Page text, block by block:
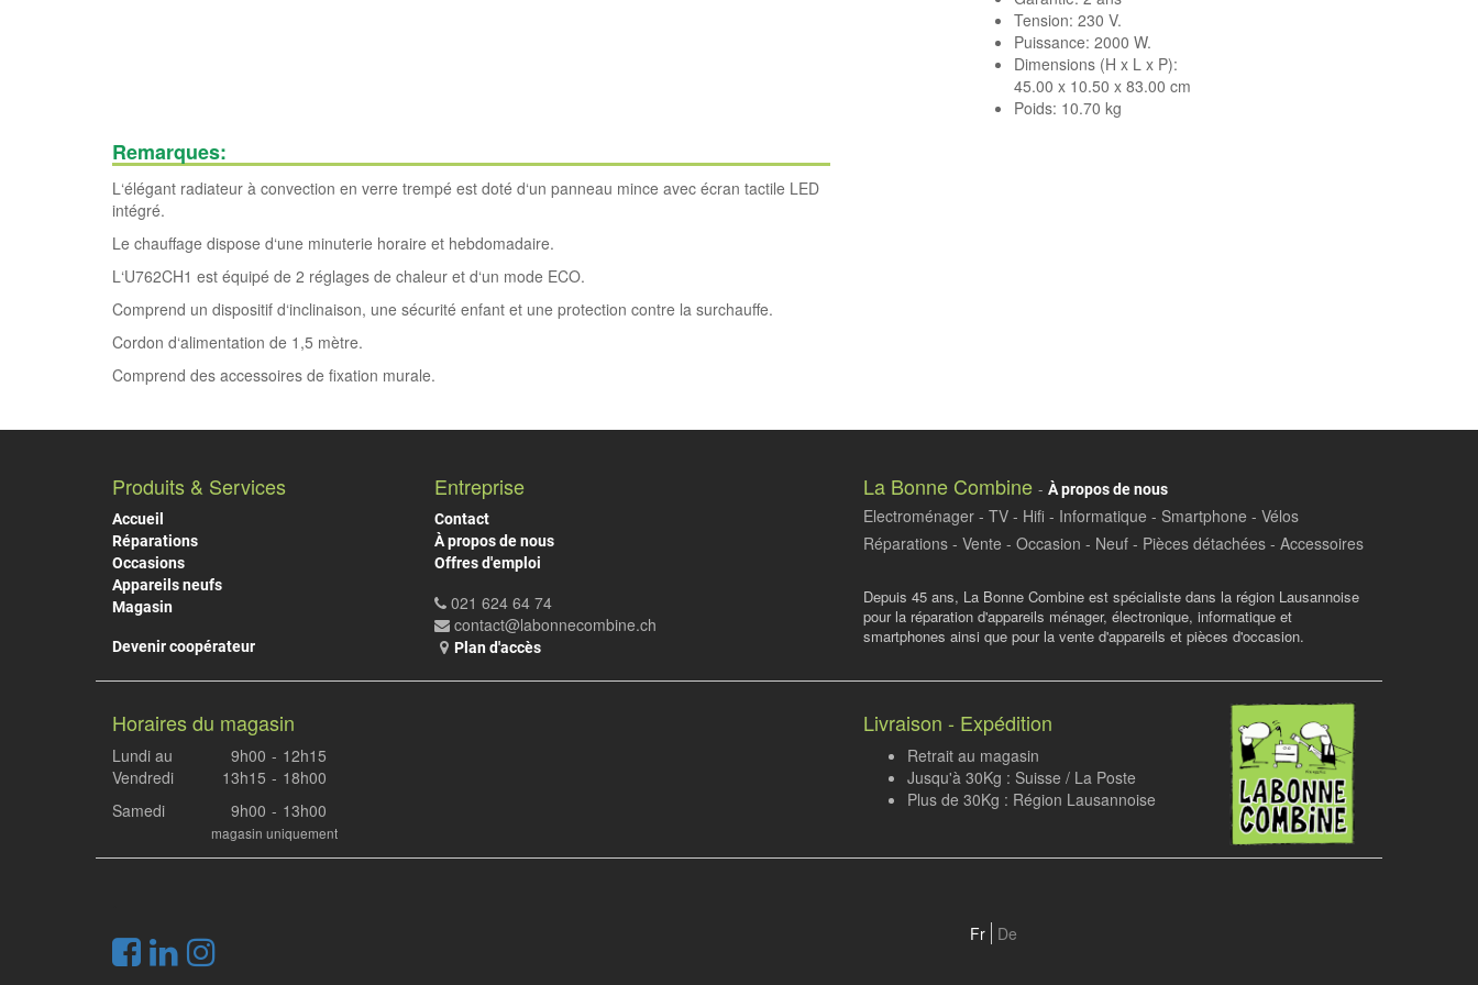
Tension: 230 V.
Puissance: 2000 W.
Dimensions (H x L x P):
45.00 x 10.50 x 83.00 cm
Poids: 10.70 kg
Remarques:
L‘élégant radiateur à convection en verre trempé est doté d‘un panneau mince avec écran tactile LED
intégré.
Le chauffage dispose d‘une minuterie horaire et hebdomadaire.
L‘U762CH1 est équipé de 2 réglages de chaleur et d‘un mode ECO.
Comprend un dispositif d‘inclinaison, une sécurité enfant et une protection contre la surchauffe.
Cordon d‘alimentation de 1,5 mètre.
Comprend des accessoires de fixation murale.
Produits & Services
Accueil
Réparations
Occasions
Appareils neufs
Magasin
Devenir coopérateur
Entreprise
Contact
À propos de nous
Offres d'emploi
021 624 64 74
contact@labonnecombine.ch
Plan d'accès
La Bonne Combine - À propos de nous
Electroménager - TV - Hifi - Informatique - Smartphone - Vélos
Réparations - Vente - Occasion - Neuf - Pièces détachées - Accessoires
Depuis 45 ans, La Bonne Combine est spécialiste dans la région Lausannoise
pour la réparation d'appareils ménager, électronique, informatique et
smartphones ainsi que pour la vente d'appareils et pièces d'occasion.
Horaires du magasin
Lundi au
Vendredi
9h00
13h15
-
-
12h15
18h00
Samedi
9h00 - 13h00
magasin uniquement
Livraison - Expédition
Retrait au magasin
Jusqu'à 30Kg : Suisse / La Poste
Plus de 30Kg : Région Lausannoise
Fr De